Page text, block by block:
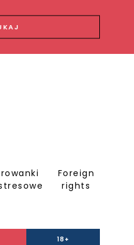
fraza
Foreign
rights
18+